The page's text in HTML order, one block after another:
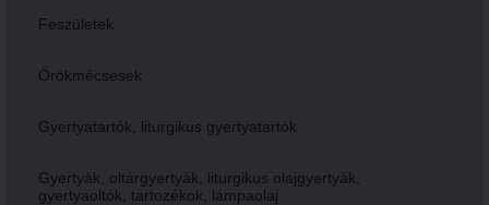
Feszületek
Örökmécsesek
Gyertyatartók, liturgikus gyertyatartók
Gyertyák, oltárgyertyák, liturgikus olajgyertyák,
gyertyaoltók, tartozékok, lámpaolaj